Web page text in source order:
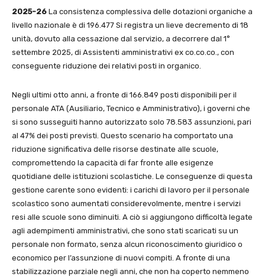
2025-26 La consistenza complessiva delle dotazioni organiche a
livello nazionale è di 196.477 Si registra un lieve decremento di 18
unità, dovuto alla cessazione dal servizio, a decorrere dal 1°
settembre 2025, di Assistenti amministrativi ex co.co.co., con
conseguente riduzione dei relativi posti in organico.
Negli ultimi otto anni, a fronte di 166.849 posti disponibili per il
personale ATA (Ausiliario, Tecnico e Amministrativo), i governi che
si sono susseguiti hanno autorizzato solo 78.583 assunzioni, pari
al 47% dei posti previsti. Questo scenario ha comportato una
riduzione significativa delle risorse destinate alle scuole,
compromettendo la capacità di far fronte alle esigenze
quotidiane delle istituzioni scolastiche. Le conseguenze di questa
gestione carente sono evidenti: i carichi di lavoro per il personale
scolastico sono aumentati considerevolmente, mentre i servizi
resi alle scuole sono diminuiti. A ciò si aggiungono difficoltà legate
agli adempimenti amministrativi, che sono stati scaricati su un
personale non formato, senza alcun riconoscimento giuridico o
economico per l’assunzione di nuovi compiti. A fronte di una
stabilizzazione parziale negli anni, che non ha coperto nemmeno